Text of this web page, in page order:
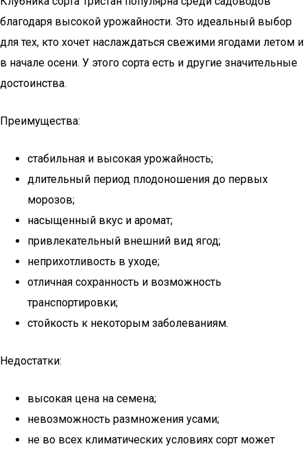
благодаря высокой урожайности. Это идеальный выбор
для тех, кто хочет наслаждаться свежими ягодами летом и
в начале осени. У этого сорта есть и другие значительные
достоинства.
Преимущества:
стабильная и высокая урожайность;
длительный период плодоношения до первых
морозов;
насыщенный вкус и аромат;
привлекательный внешний вид ягод;
неприхотливость в уходе;
отличная сохранность и возможность
транспортировки;
стойкость к некоторым заболеваниям.
Недостатки:
высокая цена на семена;
невозможность размножения усами;
не во всех климатических условиях сорт может